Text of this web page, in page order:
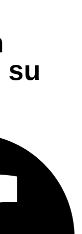
su